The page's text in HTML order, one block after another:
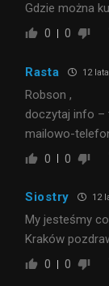
Gdzie można
0 0
Rasta 12
Robson ,
doczytaj info –
mailowo-
0 0
Siostry 12
My jesteśmy
Kraków
0 0